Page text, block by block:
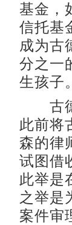
基金，
信托基
成为古
分之一
生孩子。
古德
此前将
森的律
试图借
此举是
之举是
案件审